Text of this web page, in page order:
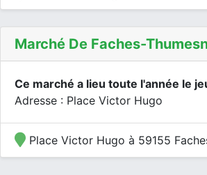
Marché De Faches-
Ce marché a lieu toute l'année le
Adresse : Place Victor Hugo
Place Victor Hugo à 59155